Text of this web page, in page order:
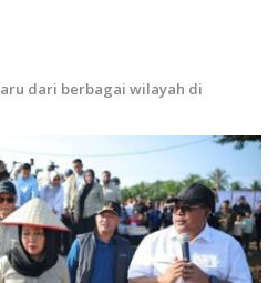
dari berbagai wilayah di